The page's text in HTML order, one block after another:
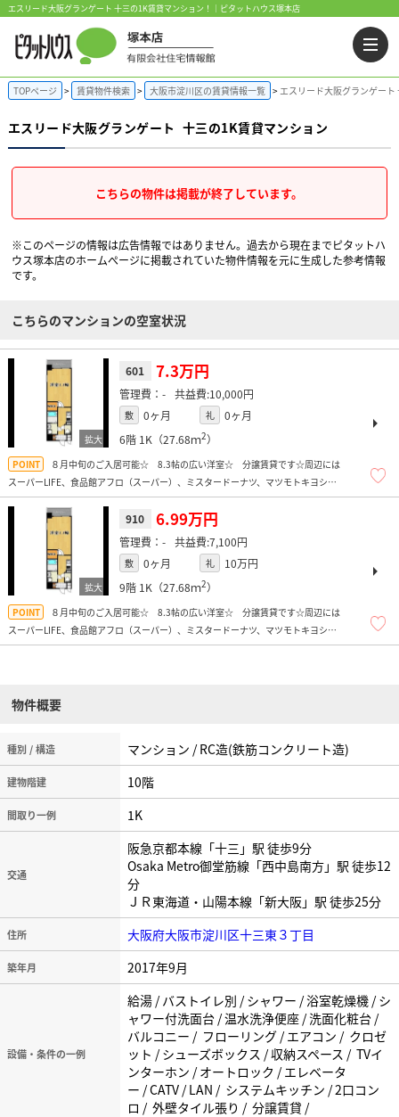
エスリード大阪グランゲート 十三の1K賃貸マンション！｜ピタットハウス塚本店
TOPページ 賃貸物件検索 大阪市淀川区の賃貸情報一覧 エスリード大阪グランゲー
エスリード大阪グランゲート 十三の1K賃貸マンション
こちらの物件は掲載が終了しています。
※このページの情報は広告情報ではありません。過去から現在までピタットハ
ウス塚本店のホームぺージに掲載されていた物件情報を元に生成した参考情報
です。
こちらのマンションの空室状況
601 7.3万円
- 10,000円
敷 0ヶ月 礼
0ヶ月
6階 1K（27.68ｍ2）
８月中旬のご入居可能☆ 8.3帖の広い洋室☆ 分譲賃貸です☆周辺には
スーパーLIFE、食品館アフロ（スーパー）、ミスタードーナツ、マツモトキヨシ、
100円均一（キャンドゥ）、コンビニ多数、商店街もあり便利ですよ！
910 6.99万円
- 7,100円
敷 0ヶ月 礼
10万円
9階 1K（27.68ｍ2）
８月中旬のご入居可能☆ 8.3帖の広い洋室☆ 分譲賃貸です☆周辺には
スーパーLIFE、食品館アフロ（スーパー）、ミスタードーナツ、マツモトキヨシ、
100円均一（キャンドゥ）、コンビニ多数、商店街もあり便利ですよ！
物件概要
種別 / 構造 マンション / RC造(鉄筋コンクリート造)
建物階建 10階
間取り一例 1K
交通
阪急京都本線「十三」駅 徒歩9分
Osaka Metro御堂筋線「西中島南方」駅 徒歩12
分
ＪＲ東海道・山陽本線「新大阪」駅 徒歩25分
住所 大阪府大阪市淀川区十三東３丁目
築年月 2017年9月
設備・条件の一例
給湯 / バストイレ別 / シャワー / 浴室乾燥機 / シ
ャワー付洗面台 / 温水洗浄便座 / 洗面化粧台 /
バルコニー / フローリング / エアコン / クロゼ
ット / シューズボックス / 収納スペース / TVイ
ンターホン / オートロック / エレベータ
ー / CATV / LAN / システムキッチン / 2口コン
ロ / 外壁タイル張り / 分譲賃貸 /